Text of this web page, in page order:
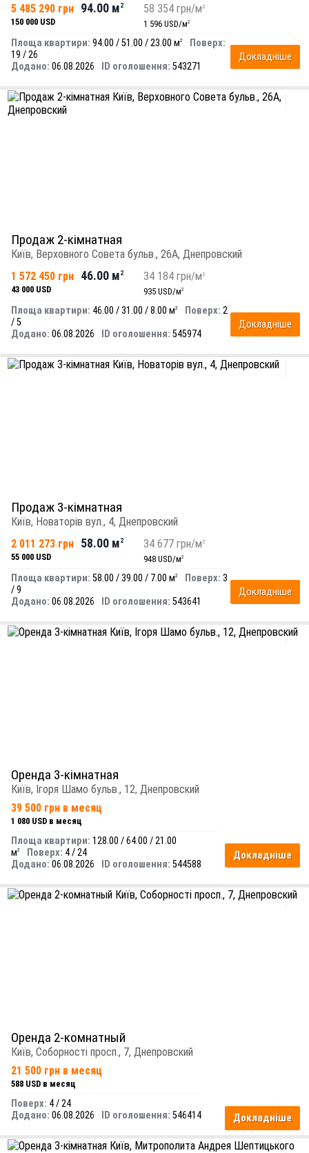
5 485 290 грн
150 000 USD
94.00 м 2 58 354 грн/м2
1 596 USD/м2
Докладніше
Площа квартири: 94.00 / 51.00 / 23.00 м2
Поверх:
19 / 26
Додано: 06.08.2026 ID оголошення: 543271
Продаж 2-кімнатная
Київ, Верховного Совета бульв., 26А, Днепровский
1 572 450 грн
43 000 USD
46.00 м 2 34 184 грн/м2
935 USD/м2
Докладніше
Площа квартири: 46.00 / 31.00 / 8.00 м2 Поверх: 2
/ 5
Додано: 06.08.2026 ID оголошення: 545974
Продаж 3-кімнатная
Київ, Новаторів вул., 4, Днепровский
2 011 273 грн
55 000 USD
58.00 м 2 34 677 грн/м2
948 USD/м2
Докладніше
Площа квартири: 58.00 / 39.00 / 7.00 м2 Поверх: 3
/ 9
Додано: 06.08.2026 ID оголошення: 543641
Оренда 3-кімнатная
Київ, Ігоря Шамо бульв., 12, Днепровский
39 500 грн в месяц
1 080 USD в месяц
Докладніше
Площа квартири: 128.00 / 64.00 / 21.00
м2 Поверх: 4 / 24
Додано: 06.08.2026 ID оголошення: 544588
Оренда 2-комнатный
Київ, Соборності просп., 7, Днепровский
21 500 грн в месяц
588 USD в месяц
Докладніше
Поверх: 4 / 24
Додано: 06.08.2026 ID оголошення: 546414